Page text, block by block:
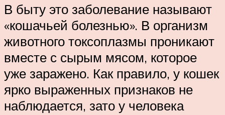
В быту это заболевание называют
«кошачьей болезнью». В организм
животного токсоплазмы проникают
вместе с сырым мясом, которое
уже заражено. Как правило, у кошек
ярко выраженных признаков не
наблюдается, зато у человека